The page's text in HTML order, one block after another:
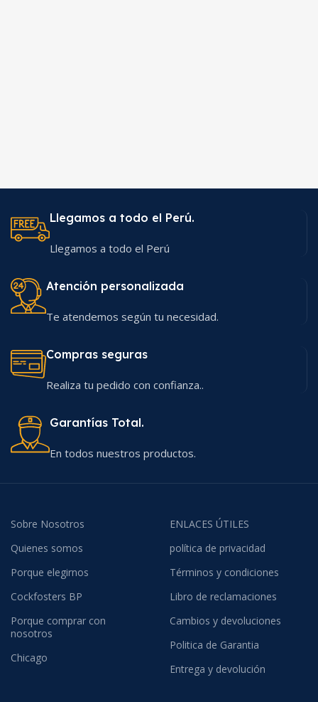
Llegamos a todo el Perú.
Llegamos a todo el Perú
Atención personalizada
Te atendemos según tu necesidad.
Compras seguras
Realiza tu pedido con confianza..
Garantías Total.
En todos nuestros productos.
Sobre Nosotros
Quienes somos
Porque elegirnos
Cockfosters BP
Porque comprar con
nosotros
Chicago
ENLACES ÚTILES
política de privacidad
Términos y condiciones
Libro de reclamaciones
Cambios y devoluciones
Politica de Garantia
Entrega y devolución